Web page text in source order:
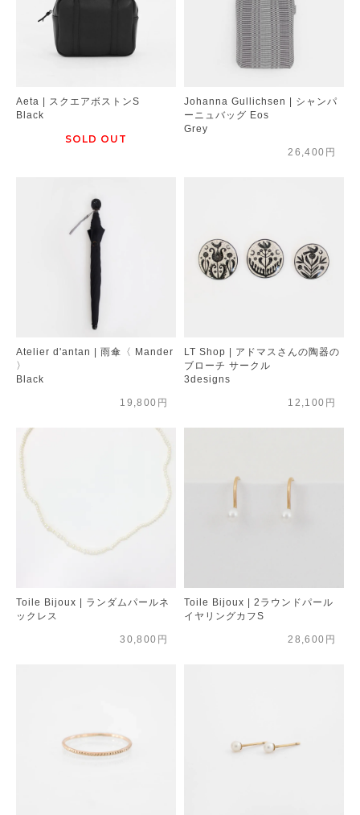
Aeta | スクエアボストンS
Black
SOLD OUT
Johanna Gullichsen | シャンパ
ーニュバッグ Eos
Grey
26,400円
Atelier d'antan | 雨傘〈 Mander
〉
Black
19,800円
LT Shop | アドマスさんの陶器の
ブローチ サークル
3designs
12,100円
Toile Bijoux | ランダムパールネ
ックレス
30,800円
Toile Bijoux | 2ラウンドパール
イヤリングカフS
28,600円